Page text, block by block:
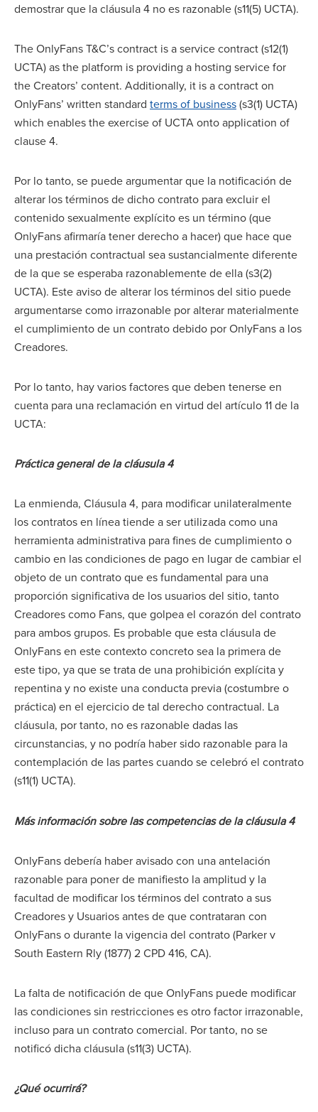
demostrar que la cláusula 4 no es razonable (s11(5) UCTA).
The OnlyFans T&C’s contract is a service contract (s12(1)
UCTA) as the platform is providing a hosting service for
the Creators’ content. Additionally, it is a contract on
OnlyFans’ written standard terms of business(s3(1) UCTA)
which enables the exercise of UCTA onto application of
clause 4.
Por lo tanto, se puede argumentar que la notificación de
alterar los términos de dicho contrato para excluir el
contenido sexualmente explícito es un término (que
OnlyFans afirmaría tener derecho a hacer) que hace que
una prestación contractual sea sustancialmente diferente
de la que se esperaba razonablemente de ella (s3(2)
UCTA). Este aviso de alterar los términos del sitio puede
argumentarse como irrazonable por alterar materialmente
el cumplimiento de un contrato debido por OnlyFans a los
Creadores.
Por lo tanto, hay varios factores que deben tenerse en
cuenta para una reclamación en virtud del artículo 11 de la
UCTA:
Práctica general de la cláusula 4
La enmienda, Cláusula 4, para modificar unilateralmente
los contratos en línea tiende a ser utilizada como una
herramienta administrativa para fines de cumplimiento o
cambio en las condiciones de pago en lugar de cambiar el
objeto de un contrato que es fundamental para una
proporción significativa de los usuarios del sitio, tanto
Creadores como Fans, que golpea el corazón del contrato
para ambos grupos. Es probable que esta cláusula de
OnlyFans en este contexto concreto sea la primera de
este tipo, ya que se trata de una prohibición explícita y
repentina y no existe una conducta previa (costumbre o
práctica) en el ejercicio de tal derecho contractual. La
cláusula, por tanto, no es razonable dadas las
circunstancias, y no podría haber sido razonable para la
contemplación de las partes cuando se celebró el contrato
(s11(1) UCTA).
Más información sobre las competencias de la cláusula 4
OnlyFans debería haber avisado con una antelación
razonable para poner de manifiesto la amplitud y la
facultad de modificar los términos del contrato a sus
Creadores y Usuarios antes de que contrataran con
OnlyFans o durante la vigencia del contrato (Parker v
South Eastern Rly (1877) 2 CPD 416, CA).
La falta de notificación de que OnlyFans puede modificar
las condiciones sin restricciones es otro factor irrazonable,
incluso para un contrato comercial. Por tanto, no se
notificó dicha cláusula (s11(3) UCTA).
¿Qué ocurrirá?